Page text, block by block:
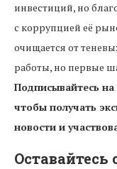
инвестиций, но
с коррупцией её
очищается от
работы, но первые
Подписывайтесь на
чтобы получать
новости и
Оставайтесь